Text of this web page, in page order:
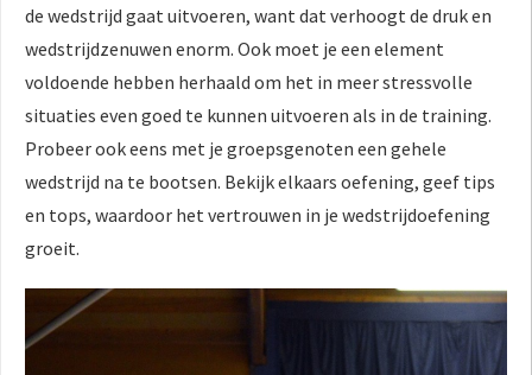
de wedstrijd gaat uitvoeren, want dat verhoogt de druk en
wedstrijdzenuwen enorm. Ook moet je een element
voldoende hebben herhaald om het in meer stressvolle
situaties even goed te kunnen uitvoeren als in de training.
Probeer ook eens met je groepsgenoten een gehele
wedstrijd na te bootsen. Bekijk elkaars oefening, geef tips
en tops, waardoor het vertrouwen in je wedstrijdoefening
groeit.